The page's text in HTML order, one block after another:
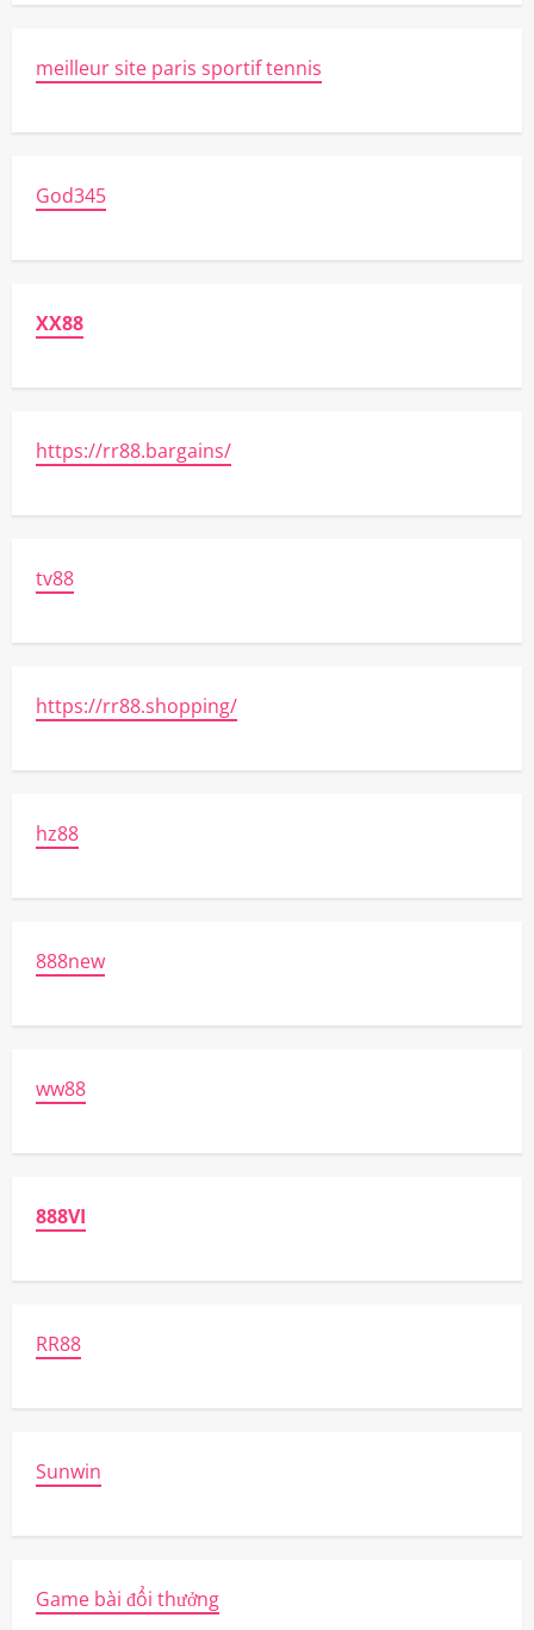
meilleur site paris sportif tennis
God345
XX88
https://rr88.bargains/
tv88
https://rr88.shopping/
hz88
888new
ww88
888VI
RR88
Sunwin
Game bài đổi thưởng